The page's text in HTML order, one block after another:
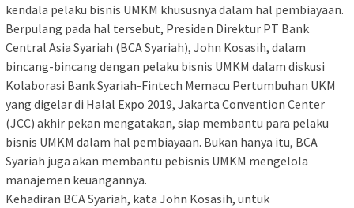
kendala pelaku bisnis UMKM khususnya dalam hal pembiayaan.
Berpulang pada hal tersebut, Presiden Direktur PT Bank
Central Asia Syariah (BCA Syariah), John Kosasih, dalam
bincang-bincang dengan pelaku bisnis UMKM dalam diskusi
Kolaborasi Bank Syariah-Fintech Memacu Pertumbuhan UKM
yang digelar di Halal Expo 2019, Jakarta Convention Center
(JCC) akhir pekan mengatakan, siap membantu para pelaku
bisnis UMKM dalam hal pembiayaan. Bukan hanya itu, BCA
Syariah juga akan membantu pebisnis UMKM mengelola
manajemen keuangannya.
Kehadiran BCA Syariah, kata John Kosasih, untuk